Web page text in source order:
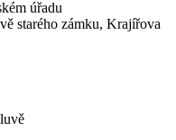
úřadu
starého zámku, Krajířova